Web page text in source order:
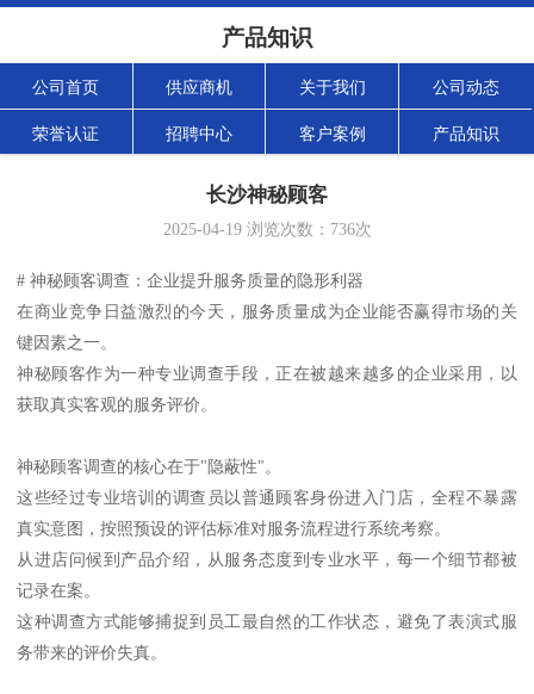
产品知识
公司首页 供应商机 关于我们 公司动态
荣誉认证 招聘中心 客户案例 产品知识
长沙神秘顾客
2025-04-19浏览次数： 736次
# 神秘顾客调查：企业提升服务质量的隐形利器
在商业竞争日益激烈的今天，服务质量成为企业能否赢得市场的关
键因素之一。
神秘顾客作为一种专业调查手段，正在被越来越多的企业采用，以
获取真实客观的服务评价。
神秘顾客调查的核心在于"隐蔽性"。
这些经过专业培训的调查员以普通顾客身份进入门店，全程不暴露
真实意图，按照预设的评估标准对服务流程进行系统考察。
从进店问候到产品介绍，从服务态度到专业水平，每一个细节都被
记录在案。
这种调查方式能够捕捉到员工最自然的工作状态，避免了表演式服
务带来的评价失真。